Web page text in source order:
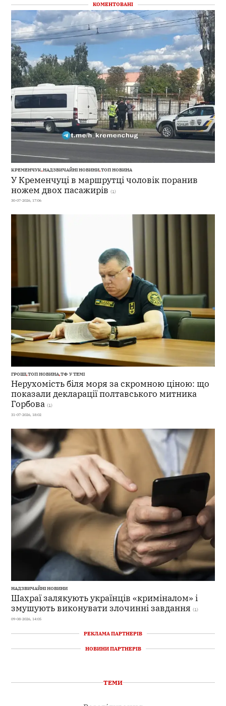
КОМЕНТОВАНІ
КРЕМЕНЧУК,НАДЗВИЧАЙНІ НОВИНИ,ТОП НОВИНА
У Кременчуці в маршрутці чоловік поранив
ножем двох пасажирів (1)
30-07-2026, 17:06
ГРОШІ,ТОП НОВИНА,ТФ У ТЕМІ
Нерухомість біля моря за скромною ціною: що
показали декларації полтавського митника
Горбова (1)
31-07-2026, 18:02
НАДЗВИЧАЙНІ НОВИНИ
Шахраї залякують українців «криміналом» і
змушують виконувати злочинні завдання (1)
09-08-2026, 14:05
РЕКЛАМА ПАРТНЕРІВ
НОВИНИ ПАРТНЕРІВ
ТЕМИ